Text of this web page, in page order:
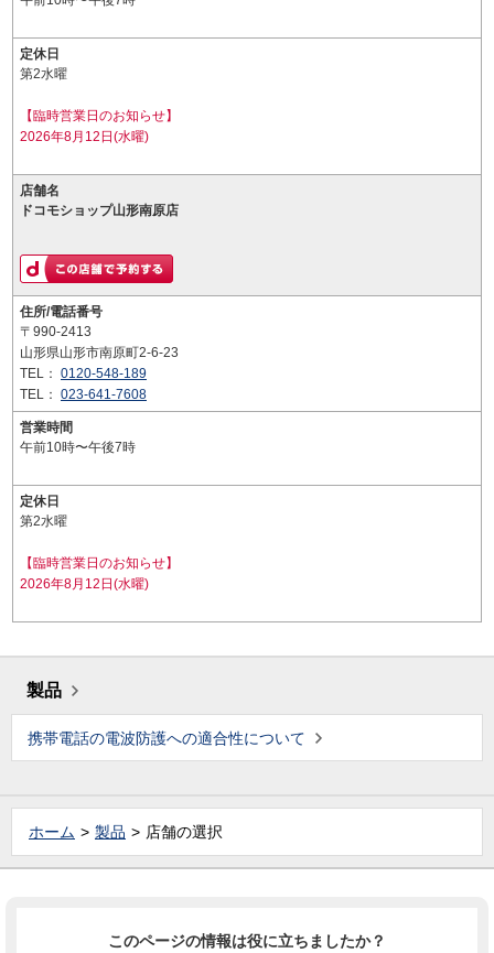
定休日
第2水曜
【臨時営業日のお知らせ】
2026年8月12日(水曜)
店舗名
ドコモショップ山形南原店
住所/電話番号
〒990-2413
山形県山形市南原町2-6-23
TEL： 0120-548-189
TEL： 023-641-7608
営業時間
午前10時〜午後7時
定休日
第2水曜
【臨時営業日のお知らせ】
2026年8月12日(水曜)
製品
携帯電話の電波防護への適合性について
ホーム 製品 店舗の選択
このページの情報は役に立ちましたか？